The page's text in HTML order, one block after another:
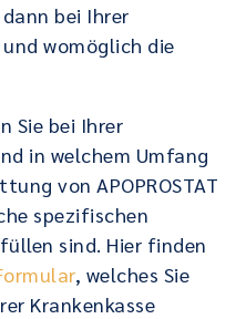
bei Ihrer
womöglich die
Sie bei Ihrer
in welchem Umfang
von APOPROSTAT
spezifischen
sind. Hier finden
, welches Sie
Krankenkasse